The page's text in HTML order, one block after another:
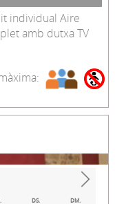
individual Aire
amb dutxa TV